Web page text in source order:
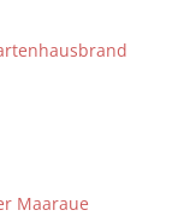
Maaraue